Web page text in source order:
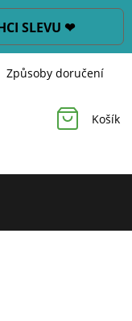
SLEVU ❤
Způsoby doručení
Košík